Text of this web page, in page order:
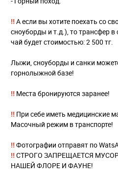
!! А если вы хотите поехать со
сноуборды и т.д.), то трансфер в
чай будет стоимостью: 2 500 тг.
Лыжи, сноуборды и санки
горнолыжной базе!
!! Места бронируются заранее!
!! При себе иметь медицинские
Масочный режим в транспорте!
!! Фотографии отправят по
!! СТРОГО ЗАПРЕЩАЕТСЯ
НАШЕЙ ФЛОРЕ И ФАУНЕ!